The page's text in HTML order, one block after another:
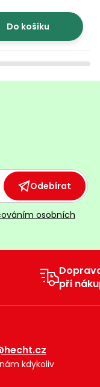
Do košíku
Odebírat
osobních
při
kdykoliv